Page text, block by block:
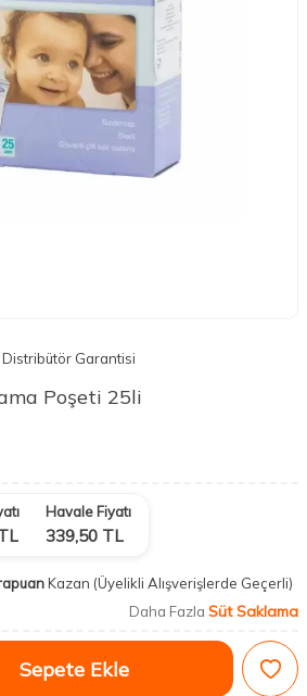
Distribütör Garantisi
Poşeti 25li
Havale Fiyatı
339,50 TL
Kazan (Üyelikli Alışverişlerde Geçerli)
Daha Fazla Süt Saklama
Sepete Ekle